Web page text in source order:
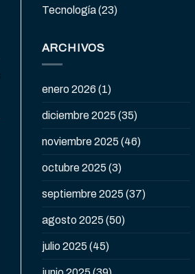
Tecnología(23)
ARCHIVOS
enero 2026 (1)
diciembre 2025 (35)
noviembre 2025 (46)
octubre 2025 (3)
septiembre 2025 (37)
agosto 2025 (50)
julio 2025 (45)